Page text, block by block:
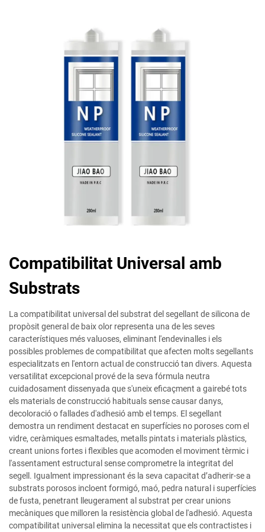
Compatibilitat Universal amb
Substrats
La compatibilitat universal del substrat del segellant de silicona de
propòsit general de baix olor representa una de les seves
característiques més valuoses, eliminant l'endevinalles i els
possibles problemes de compatibilitat que afecten molts segellants
especialitzats en l'entorn actual de construcció tan divers. Aquesta
versatilitat excepcional prové de la seva fórmula neutra
cuidadosament dissenyada que s'uneix eficaçment a gairebé tots
els materials de construcció habituals sense causar danys,
decoloració o fallades d'adhesió amb el temps. El segellant
demostra un rendiment destacat en superfícies no poroses com el
vidre, ceràmiques esmaltades, metalls pintats i materials plàstics,
creant unions fortes i flexibles que acomoden el moviment tèrmic i
l'assentament estructural sense comprometre la integritat del
segell. Igualment impressionant és la seva capacitat d’adherir-se a
substrats porosos incloent formigó, maó, pedra natural i superfícies
de fusta, penetrant lleugerament al substrat per crear unions
mecàniques que milloren la resistència global de l'adhesió. Aquesta
compatibilitat universal elimina la necessitat que els contractistes i